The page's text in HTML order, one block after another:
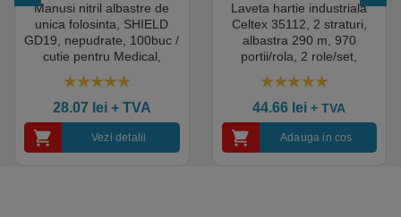
Manusi nitril albastre de
unica folosinta, SHIELD
GD19, nepudrate, 100buc /
cutie pentru Medical,
HoReCa, saloane si
domeniul industrial, calitate
premium
28.07 lei+ TVA
Vezi detalii
Laveta hartie industriala
Celtex 35112, 2 straturi,
albastra 290 m, 970
portii/rola, 2 role/set,
certificata pentru industria
alimentara, Ecolabel
44.66 lei + TVA
Adauga in cos